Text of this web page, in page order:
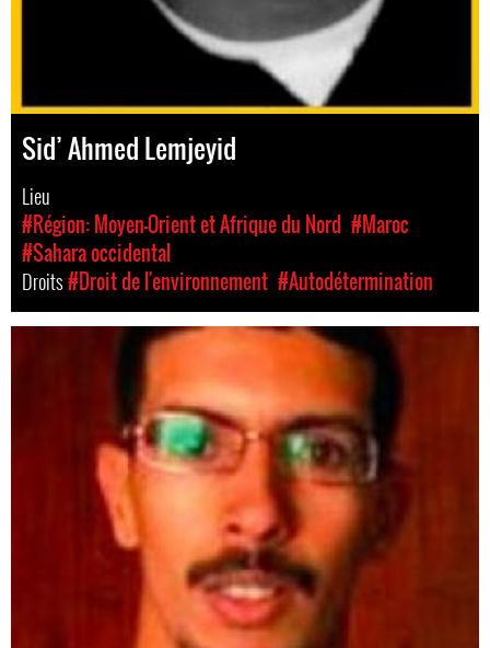
Sid’ Ahmed Lemjeyid
Lieu
#Région: Moyen-Orient et Afrique du Nord #Maroc
#Sahara occidental
Droits#Droit de l'environnement #Autodétermination